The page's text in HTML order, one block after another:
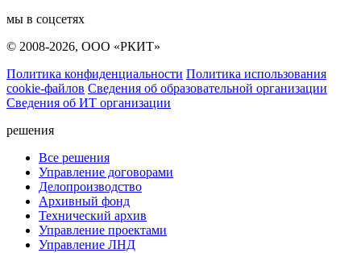
мы в соцсетях
© 2008-2026, ООО «РКИТ»
Политика конфиденциальности Политика использования
cookie-файлов Сведения об образовательной организации
Сведения об ИТ организации
решения
Все решения
Управление договорами
Делопроизводство
Архивный фонд
Технический архив
Управление проектами
Управление ЛНД